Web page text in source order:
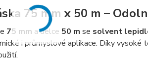
75 mm x 50 m –
75 mm a délce 50 m se solvent
i průmyslové aplikace. Díky vysoké